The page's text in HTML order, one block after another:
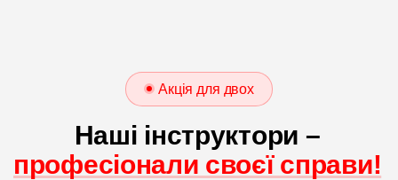
Акція для двох
Наші інструктори –
професіонали своєї справи!